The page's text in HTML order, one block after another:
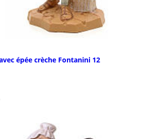
épée crèche Fontanini 12